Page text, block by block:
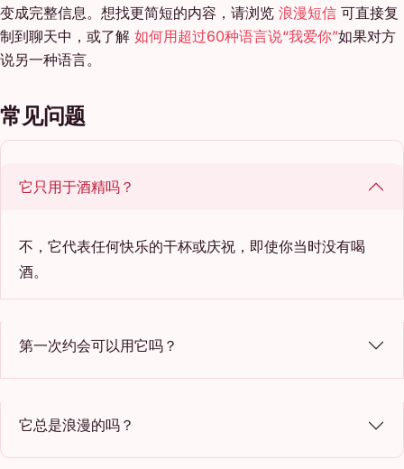
变成完整信息。想找更简短的内容，请浏览 浪漫短信 可直接复
制到聊天中，或了解 如何用超过60种语言说“我爱你”如果对方
说另一种语言。
常见问题
它只用于酒精吗？
不，它代表任何快乐的干杯或庆祝，即使你当时没有喝
酒。
第一次约会可以用它吗？
它总是浪漫的吗？